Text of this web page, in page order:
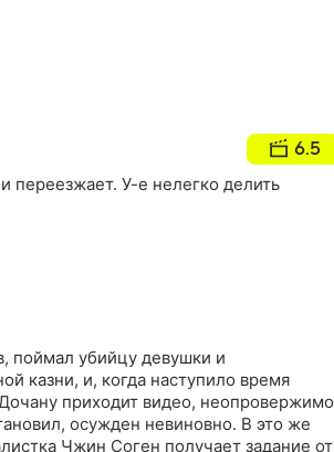
6.5
переезжает. У-е нелегко делить
поймал убийцу девушки и
казни, и, когда наступило время
приходит видео, неопровержимо
осужден невиновно. В это же
Чжин Соген получает задание от